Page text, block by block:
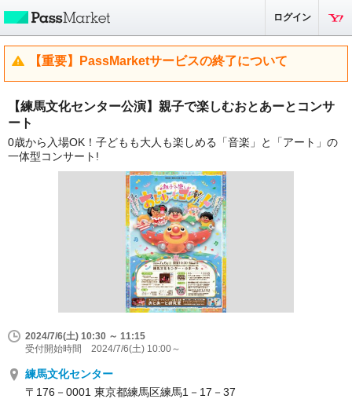
ログイン
【重要】PassMarketサービスの終了について
【練馬文化センター公演】親子で楽しむおとあーとコンサ
ート
0歳から入場OK！子どもも大人も楽しめる「音楽」と「アート」の
一体型コンサート!
2024/7/6(土) 10:30 ～ 11:15
受付開始時間 2024/7/6(土) 10:00～
練馬文化センター
〒176－0001 東京都練馬区練馬1－17－37